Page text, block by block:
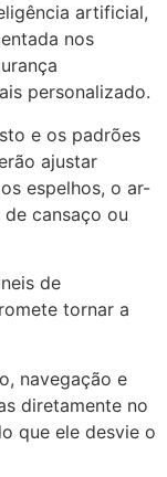
artificial,
nos
personalizado.
e os padrões
ajustar
espelhos, o ar-
cansaço ou
de
tornar a
navegação e
diretamente no
que ele desvie o